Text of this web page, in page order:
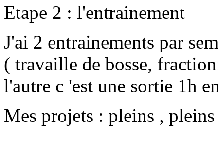
Etape 2 : l'entrainement
J'ai 2 entrainements par
( travaille de bosse,
l'autre c 'est une sortie 1h
Mes projets : pleins ,